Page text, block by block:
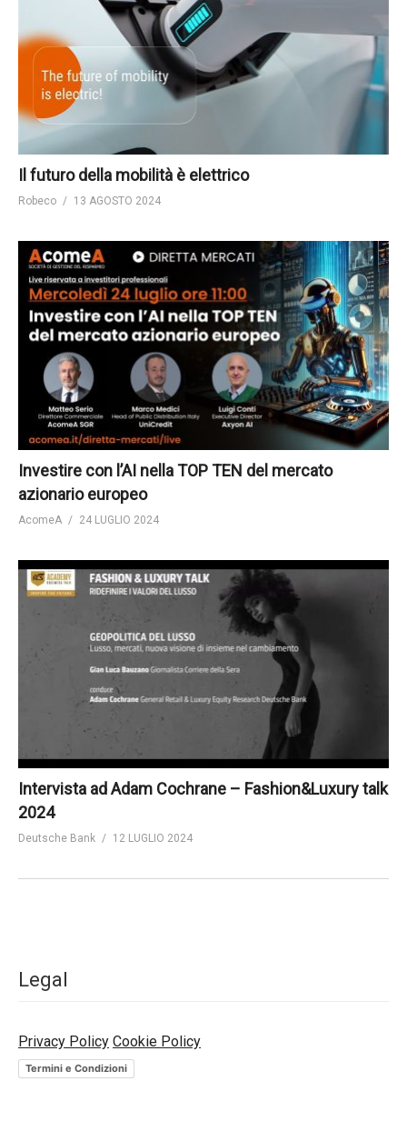
Il futuro della mobilità è elettrico
Robeco 13 AGOSTO 2024
Investire con l’AI nella TOP TEN del mercato
azionario europeo
AcomeA 24 LUGLIO 2024
Intervista ad Adam Cochrane – Fashion&Luxury talk
2024
Deutsche Bank 12 LUGLIO 2024
Legal
Privacy Policy Cookie Policy
Termini e Condizioni